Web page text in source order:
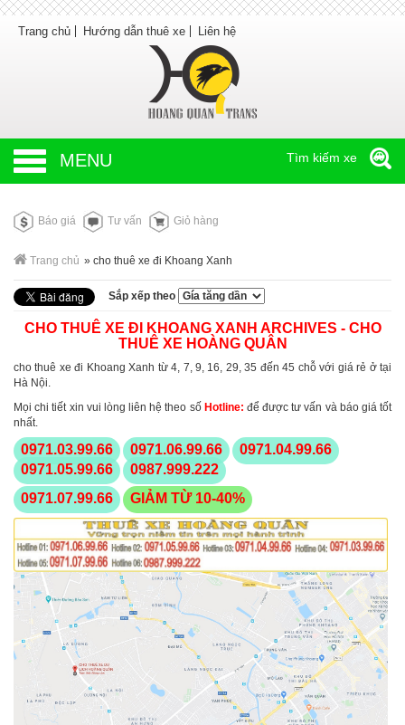
Trang chủ Hướng dẫn thuê xe Liên hệ
MENU Tìm kiếm xe
Báo giá Tư vấn Giỏ hàng
Trang chủ » cho thuê xe đi Khoang Xanh
Sắp xếp theo
CHO THUÊ XE ĐI KHOANG XANH ARCHIVES - CHO
THUÊ XE HOÀNG QUÂN
cho thuê xe đi Khoang Xanh từ 4, 7, 9, 16, 29, 35 đến 45 chỗ với giá rẻ ở tại
Hà Nội.
Mọi chi tiết xin vui lòng liên hệ theo số Hotline: để được tư vấn và báo giá tốt
nhất.
0971.03.99.66 0971.06.99.66
0971.04.99.66
0971.05.99.66
0987.999.222
0971.07.99.66
GIẢM TỪ 10-40%